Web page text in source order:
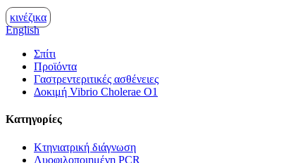
κινέζικα
English
Σπίτι
Προϊόντα
Γαστρεντεριτικές ασθένειες
Δοκιμή Vibrio Cholerae O1
Κατηγορίες
Κτηνιατρική διάγνωση
Λυοφιλοποιημένη PCR